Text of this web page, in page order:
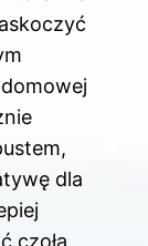
dla
czoła